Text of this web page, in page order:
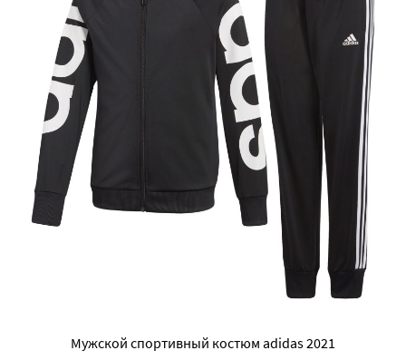
Мужской спортивный костюм adidas 2021